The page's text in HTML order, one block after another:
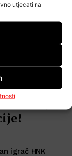
utjecati na
Lovrić
igrač HNK